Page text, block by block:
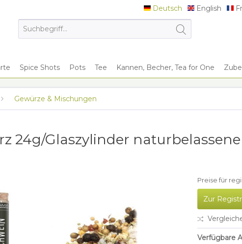
Deutsch
Deutsch English
English
Spice Shots Pots Tee Kannen, Becher, Tea for One
Gewürze & Mischungen
24g/Glaszylinder naturbelassene
Preise für
Zur
Verfügbare